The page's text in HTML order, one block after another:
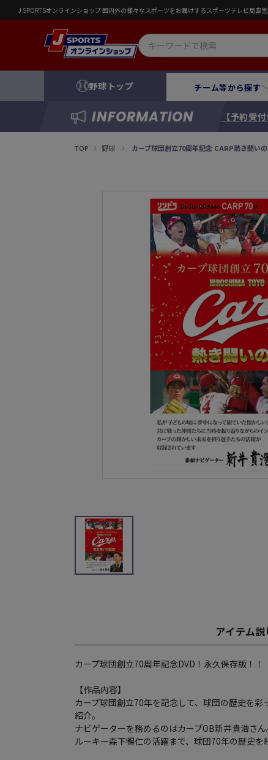
J SPORTSオンラインショップ 国内外の様々なスポーツをお届けするスポーツテレビ局直
野球トップ チーム等から探す
INFORMATION 【予約受
TOP 野球 カープ球団創立70周年記念 CARP熱き闘い
アイテム
カープ球団創立70周年記念DVD！永久保存版！！
【作品内容】
カープ球団創立70年を記念して、球団の歴史を
紹介。
ナビゲーターを務めるのはカープOB新井貴浩さ
ルーキー森下暢仁の活躍まで、球団70年の歴史を